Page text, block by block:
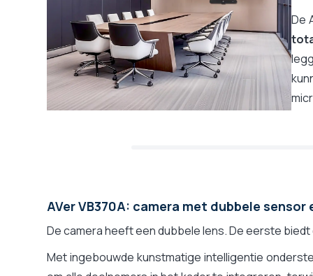
Totale zoom (optisch + digitaal)
Optische zoom/PTZ
Digitale zoom/ePTZ
Inlijsten deelnemers
Automatische focus op de actieve spreker
Smart Gallery
Bluetooth voor audio conference
Télécommande
Voeding
De
AVer VB370A: camera met dubbele
De camera heeft een dubbele lens. De eerste biedt
Met ingebouwde kunstmatige intelligentie